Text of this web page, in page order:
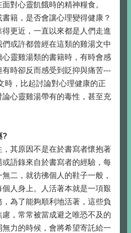
對心靈飢餓時的精神糧食。
籍，是否會讓心理變得健康？
更近，一直以來都是人們走進
或許都曾經在這類的雞湯文中
靈雞湯類的書籍時，有時會感
時卻反而感受到貶抑與痛苦---
時，比起討論對心理健康的正
心靈雞湯帶有的毒性，甚至充
?
其原因不是在於書寫者懷抱著
語錄來自於書寫者的經驗，每
二，就彷彿個人的鞋子一般，
人身上。人活著本就是一項艱
為了能夠順利地活著，這些負
，常常被當成避之唯恐不及的
力的時候，會將希望寄託給一